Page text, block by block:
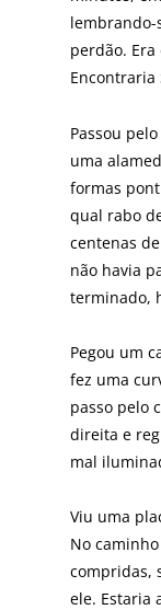
lembrando-
perdão.
Encontraria
Passou
uma
formas
qual rabo
centenas
não havia
terminado,
Pegou um
fez uma
passo pelo
direita e
mal
Viu uma
No
compridas,
ele. Estaria